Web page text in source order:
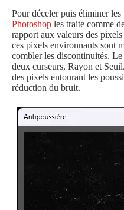
Pour déceler puis éliminer les
Photoshop les traite comme
rapport aux valeurs des
ces pixels environnants sont
combler les discontinuités.
deux curseurs, Rayon et
des pixels entourant les
réduction du bruit.